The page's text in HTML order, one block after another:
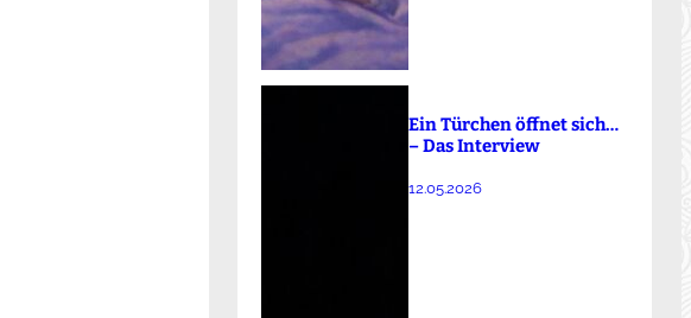
Ein Türchen öffnet sich…
– Das Interview
12.05.2026